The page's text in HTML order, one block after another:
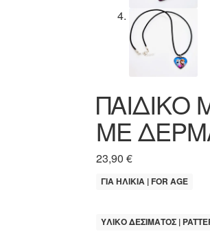
ΠΑΙΔΙΚΟ
ΜΕ
23,90€
ΓΙΑ ΗΛΙΚΙΑ | FOR AGE
ΥΛΙΚΟ ΔΕΣΙΜΑΤΟΣ |